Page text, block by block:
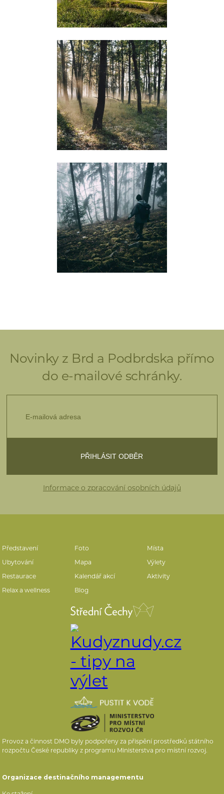
Novinky z Brd a Podbrdska přímo
do e-mailové schránky.
Informace o zpracování osobních údajů
Představení Foto
Místa
Ubytování
Mapa
Výlety
Restaurace
Kalendář akcí
Aktivity
Relax a wellness
Blog
Provoz a činnost DMO byly podpořeny za přispění prostředků státního
rozpočtu České republiky z programu Ministerstva pro místní rozvoj.
Organizace destinačního managementu